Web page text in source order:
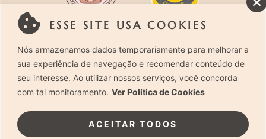
ESSE SITE USA COOKIES
Nós armazenamos dados temporariamente para melhorar a
sua experiência de navegação e recomendar conteúdo de
seu interesse. Ao utilizar nossos serviços, você concorda
com tal monitoramento. Ver Política de Cookies
ACEITAR TODOS
Rua Costa Carvalho, 419 – Pinheiros, São Paulo –
SP. CEP 05429-130 – Telefone: (11) 94494-1818
Direitos Reservados.Clique Aquie acesse nossa